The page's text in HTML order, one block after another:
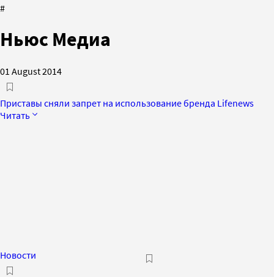
#
Ньюс Медиа
01 August 2014
Приставы сняли запрет на использование бренда Lifenews
Читать
Новости